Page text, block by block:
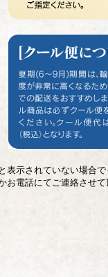
示されていない場合
電話にてご連絡させて